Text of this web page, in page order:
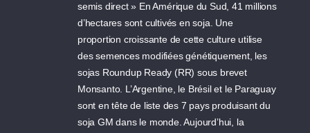
semis direct » En Amérique du Sud, 41 millions
d’hectares sont cultivés en soja. Une
proportion croissante de cette culture utilise
des semences modifiées génétiquement, les
sojas Roundup Ready (RR) sous brevet
Monsanto. L’Argentine, le Brésil et le Paraguay
sont en tête de liste des 7 pays produisant du
soja GM dans le monde. Aujourd’hui, la